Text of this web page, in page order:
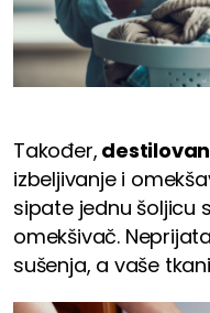
Također,
izbeljivanje i
sipate jednu šoljicu
omekšivač.
sušenja, a vaše